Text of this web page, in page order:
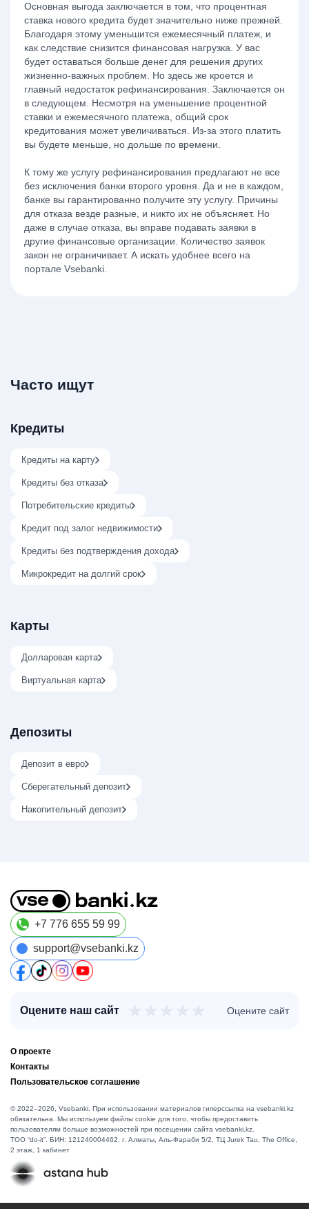
Основная выгода заключается в том, что процентная
ставка нового кредита будет значительно ниже прежней.
Благодаря этому уменьшится ежемесячный платеж, и
как следствие снизится финансовая нагрузка. У вас
будет оставаться больше денег для решения других
жизненно-важных проблем. Но здесь же кроется и
главный недостаток рефинансирования. Заключается он
в следующем. Несмотря на уменьшение процентной
ставки и ежемесячного платежа, общий срок
кредитования может увеличиваться. Из-за этого платить
вы будете меньше, но дольше по времени.
К тому же услугу рефинансирования предлагают не все
без исключения банки второго уровня. Да и не в каждом,
банке вы гарантированно получите эту услугу. Причины
для отказа везде разные, и никто их не объясняет. Но
даже в случае отказа, вы вправе подавать заявки в
другие финансовые организации. Количество заявок
закон не ограничивает. А искать удобнее всего на
портале Vsebanki.
Часто ищут
Кредиты
Кредиты на карту
Кредиты без отказа
Потребительские кредиты
Кредит под залог недвижимости
Кредиты без подтверждения дохода
Микрокредит на долгий срок
Карты
Долларовая карта
Виртуальная карта
Депозиты
Депозит в евро
Сберегательный депозит
Накопительный депозит
+7 776 655 59 99
support@vsebanki.kz
Оцените наш сайт Оцените сайт
О проекте
Контакты
Пользовательское соглашение
© 2022–2026, Vsebanki. При использовании материалов гиперссылка на vsebanki.kz
обязательна. Мы используем файлы cookie для того, чтобы предоставить
пользователям больше возможностей при посещении сайта vsebanki.kz.
TOO “do-it”. БИН: 121240004462. г. Алматы, ​Аль-Фараби 5/2, ТЦ Jurek Tau, The Office,
2 этаж, 1 кабинет